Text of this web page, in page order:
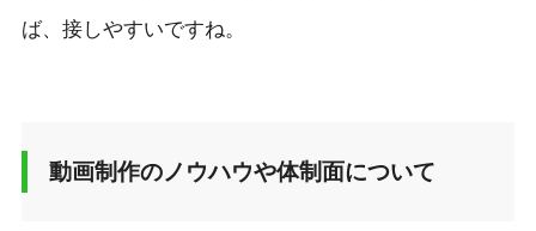
ば、接しやすいですね。
動画制作のノウハウや体制面について